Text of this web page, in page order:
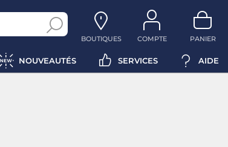
BOUTIQUES COMPTE PANIER
NOUVEAUTÉS SERVICES AIDE